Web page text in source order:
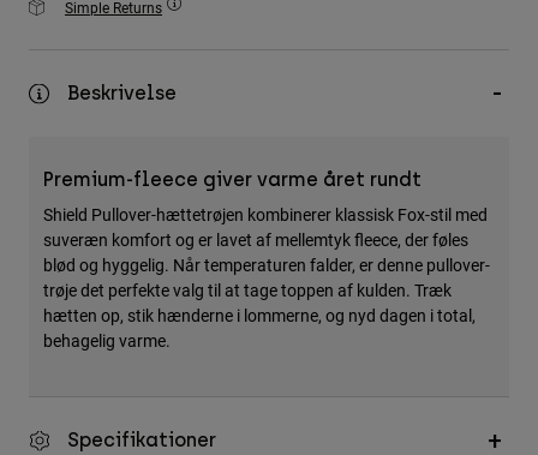
Accessories
Bags & Backpacks
Se alle
Simple Returns
Beskrivelse
Premium-fleece giver varme året rundt
Shield Pullover-hættetrøjen kombinerer klassisk Fox-stil med
suveræn komfort og er lavet af mellemtyk fleece, der føles
blød og hyggelig. Når temperaturen falder, er denne pullover-
trøje det perfekte valg til at tage toppen af kulden. Træk
hætten op, stik hænderne i lommerne, og nyd dagen i total,
behagelig varme.
Specifikationer